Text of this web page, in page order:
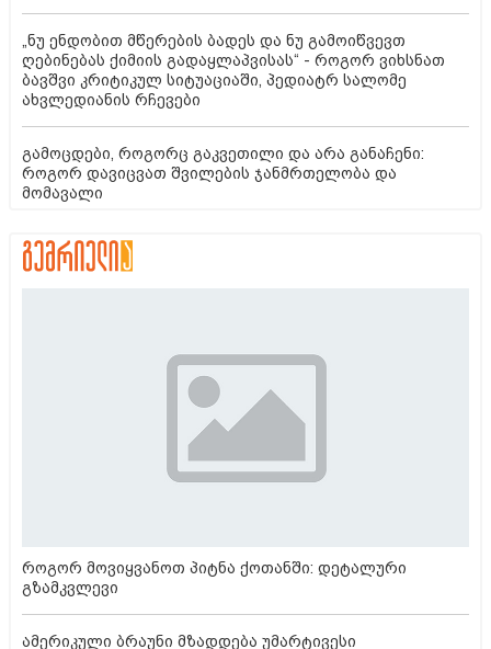
„ნუ ენდობით მწერების ბადეს და ნუ გამოიწვევთ
ღებინებას ქიმიის გადაყლაპვისას“ - როგორ ვიხსნათ
ბავშვი კრიტიკულ სიტუაციაში, პედიატრ სალომე
ახვლედიანის რჩევები
გამოცდები, როგორც გაკვეთილი და არა განაჩენი:
როგორ დავიცვათ შვილების ჯანმრთელობა და
მომავალი
როგორ მოვიყვანოთ პიტნა ქოთანში: დეტალური
გზამკვლევი
ამერიკული ბრაუნი მზადდება უმარტივესი